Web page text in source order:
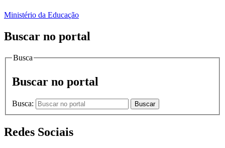
Ministério da Educação
Buscar no portal
Busca
Buscar no portal
Busca: Buscar
Redes Sociais